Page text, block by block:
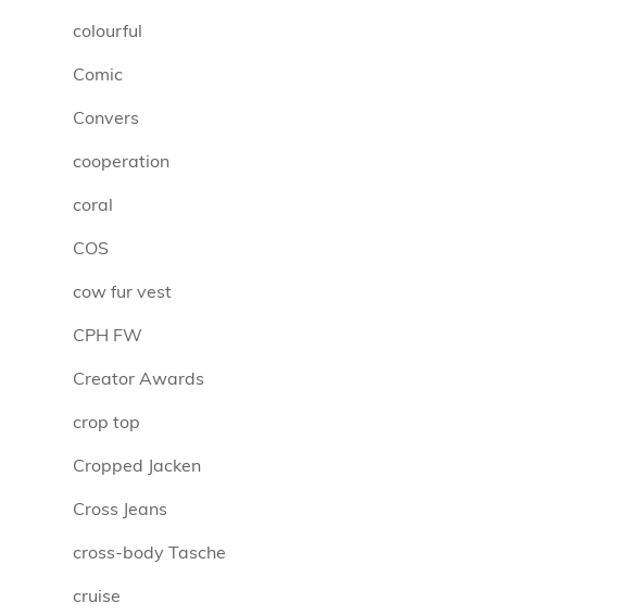
colourful
Comic
Convers
cooperation
coral
COS
cow fur vest
CPH FW
Creator Awards
crop top
Cropped Jacken
Cross Jeans
cross-body Tasche
cruise